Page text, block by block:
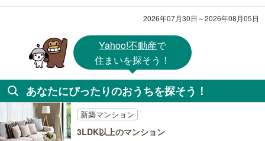
2026年07月30日～2026年08月05日
Yahoo!不動産で
住まいを探そう！
あなたにぴったりのおうちを探そう！
新築マンション
3LDK以上のマンション